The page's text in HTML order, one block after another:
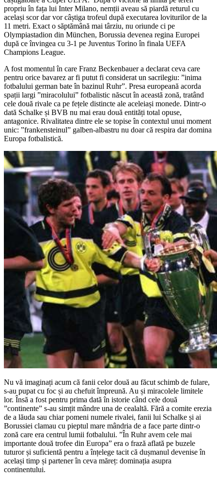
propriu în fața lui Inter Milano, nemții aveau să piardă returul cu
același scor dar vor câștiga trofeul după executarea loviturilor de la
11 metri. Exact o săptămână mai târziu, nu oriunde ci pe
Olympiastadion din München, Borussia devenea regina Europei
după ce învingea cu 3-1 pe Juventus Torino în finala UEFA
Champions League.
A fost momentul în care Franz Beckenbauer a declarat ceva care
pentru orice bavarez ar fi putut fi considerat un sacrilegiu: ”inima
fotbalului german bate în bazinul Ruhr”. Presa europeană acorda
spații largi ”miracolului” fotbalistic născut în această zonă, tratând
cele două rivale ca pe fețele distincte ale aceleiași monede. Dintr-o
dată Schalke și BVB nu mai erau două entități total opuse,
antagonice. Rivalitatea dintre ele se topise în contextul unui moment
unic: ”frankensteinul” galben-albastru nu doar că respira dar domina
Europa fotbalistică.
Nu vă imaginați acum că fanii celor două au făcut schimb de fulare,
s-au pupat cu foc și au chefuit împreună. Au și miracolele limitele
lor. Însă a fost pentru prima dată în istorie când cele două
”continente” s-au simțit mândre una de cealaltă. Fără a comite erezia
de a lăuda sau chiar pomeni numele rivalei, fanii lui Schalke și ai
Borussiei clamau cu pieptul mare mândria de a face parte dintr-o
zonă care era centrul lumii fotbalului. ”În Ruhr avem cele mai
importante două trofee din Europa” era o frază aflată pe buzele
tuturor și suficientă pentru a înțelege tacit că dușmanul devenise în
același timp și partener în ceva măreț: dominația asupra
continentului.